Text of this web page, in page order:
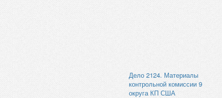
Дело 2124. Материалы
контрольной комиссии 9
округа КП США